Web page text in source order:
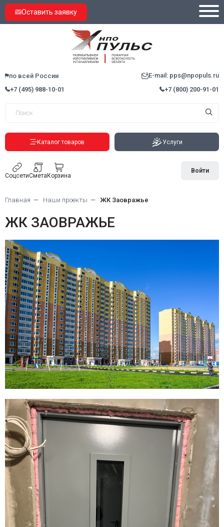
Оставить заявку
по всей России
E-mail: pps@npopuls.ru
+7 (495) 988-10-01
+7 (800) 200-91-01
Каталог товаров Услуги
СоцсетиСметаКорзина
Войти
Главная Наши проекты ЖК Заовражье
ЖК ЗАОВРАЖЬЕ